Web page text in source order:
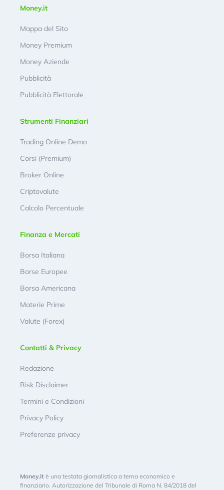
Money.it
Mappa del Sito
Money Premium
Money Aziende
Pubblicità
Pubblicità Elettorale
Strumenti Finanziari
Trading Online Demo
Corsi (Premium)
Broker Online
Criptovalute
Calcolo Percentuale
Finanza e Mercati
Borsa Italiana
Borse Europee
Borsa Americana
Materie Prime
Valute (Forex)
Contatti & Privacy
Redazione
Risk Disclaimer
Termini e Condizioni
Privacy Policy
Preferenze privacy
Money.it è una testata giornalistica a tema economico e
finanziario. Autorizzazione del Tribunale di Roma N. 84/2018 del